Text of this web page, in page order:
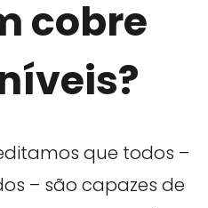
cobre
que todos –
– são capazes de